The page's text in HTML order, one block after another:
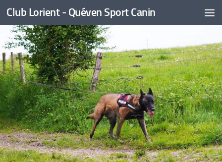
Skip to content
Club Lorient - Quéven Sport Canin